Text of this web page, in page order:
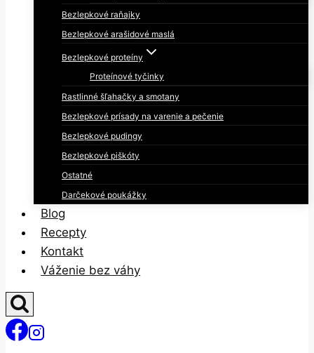
Bezlepkové raňajky
Bezlepkové arašidové maslá
Bezlepkové proteíny
Proteínové tyčinky
Rastlinné šľahačky a smotany
Bezlepkové prísady na varenie a pečenie
Bezlepkové pudingy
Bezlepkové piškóty
Ostatné
Darčekové poukážky
Blog
Recepty
Kontakt
Váženie bez váhy